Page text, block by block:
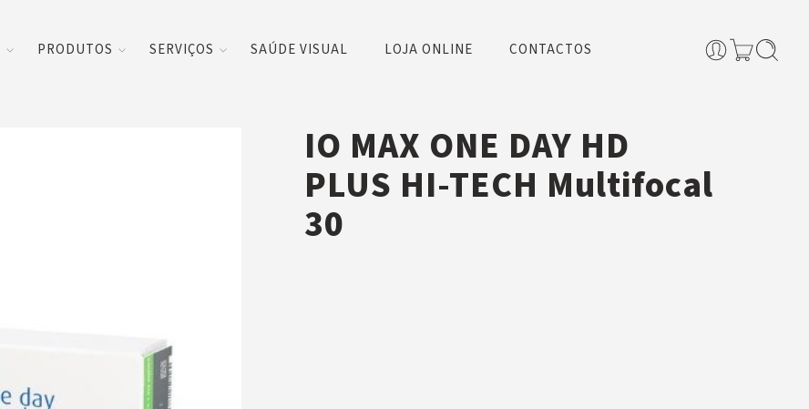
PRODUTOS SERVIÇOS SAÚDE VISUAL LOJA ONLINE CONTACTOS
IO MAX ONE DAY HD
PLUS HI-TECH Multifocal
30